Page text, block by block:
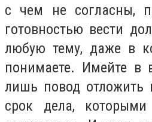
с чем не согласны,
готовностью вести
любую тему, даже в
понимаете. Имейте в
лишь повод отложить
срок дела,